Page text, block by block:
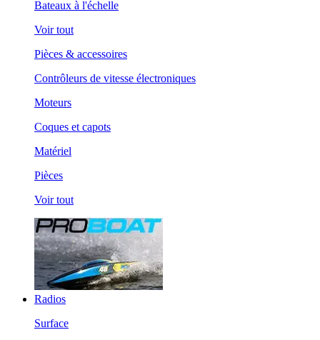
Bateaux à l'échelle
Voir tout
Pièces & accessoires
Contrôleurs de vitesse électroniques
Moteurs
Coques et capots
Matériel
Pièces
Voir tout
Radios
Surface